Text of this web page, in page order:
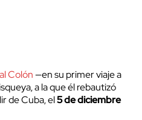
Colón—en su primer viaje a
a la que él rebautizó
de Cuba, el5 de diciembre